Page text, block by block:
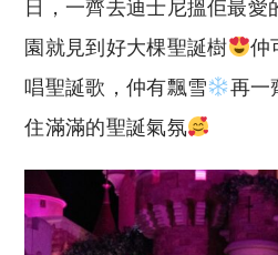
日，一齊去迪士尼搵佢最愛
園就見到好大棵聖誕樹
仲
唱聖誕歌，仲有飄雪
再一
住滿滿的聖誕氣氛